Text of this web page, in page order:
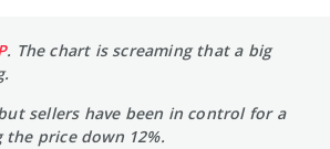
. The chart is screaming that a big
sellers have been in control for a
price down 12%.